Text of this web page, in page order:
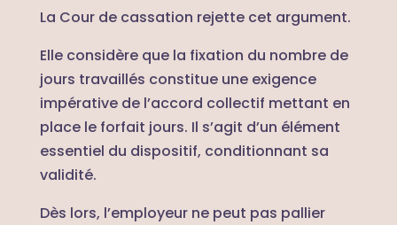
La Cour de cassation rejette cet argument.
Elle considère que la fixation du nombre de
jours travaillés constitue une exigence
impérative de l’accord collectif mettant en
place le forfait jours. Il s’agit d’un élément
essentiel du dispositif, conditionnant sa
validité.
Dès lors, l’employeur ne peut pas pallier